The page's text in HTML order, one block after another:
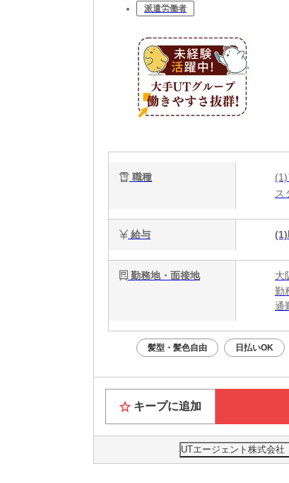
派遣労働者
職種
ス
給与
勤務地・面接地
大
勤
通
※
髪型・髪色自由 日払いOK
キープに追加
UTエージェント株式会